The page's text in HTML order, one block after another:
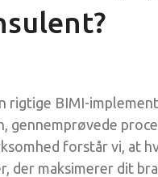
rigtige BIMI-
gennemprøvede
forstår vi, at
der maksimerer dit